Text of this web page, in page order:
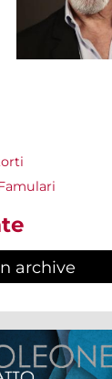
archive